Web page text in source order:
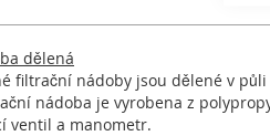
dělená
filtrační nádoby jsou dělené v
nádoba je vyrobena z
ventil a manometr.